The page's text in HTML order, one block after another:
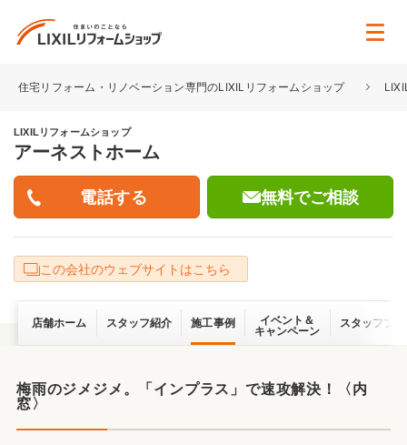
住宅リフォーム・リノベーション専門のLIXILリフォームショップ
LIXILリフォームショップ
アーネストホーム
無料でご相談
この会社のウェブサイトはこちら
店舗ホーム スタッフ紹介 施工事例
イベント＆
キャンペーン
スタッフブ
梅雨のジメジメ。「インプラス」で速攻解決！〈内
窓〉